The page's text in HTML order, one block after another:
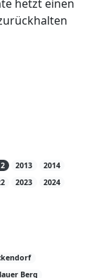
hetzt einen
2013
2014
2023
2024
Berg